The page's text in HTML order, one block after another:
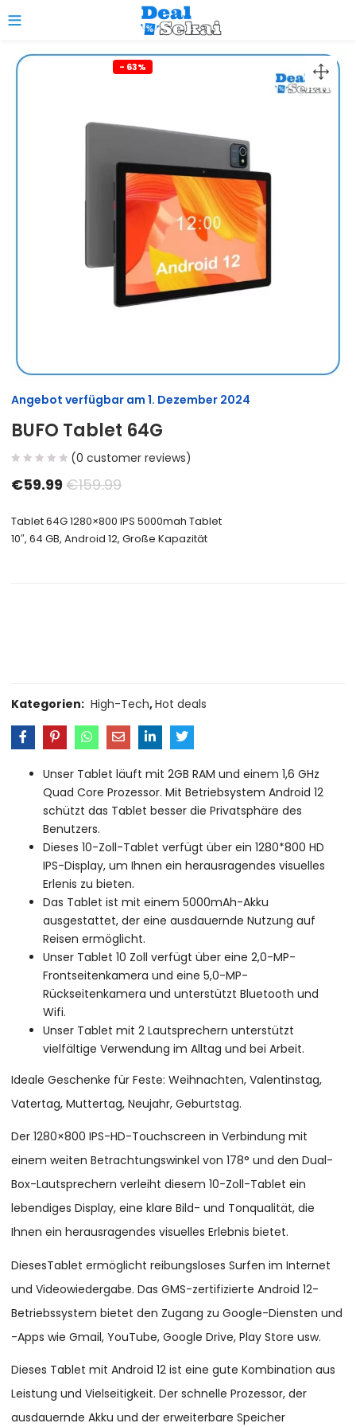
- 63%
Angebot verfügbar am1. Dezember 2024
BUFO Tablet 64G
(0 customer reviews)
€59.99€159.99
Tablet 64G 1280×800 IPS 5000mah Tablet
10″, 64 GB, Android 12, Große Kapazität
Kategorien: High-Tech,Hot deals
Unser Tablet läuft mit 2GB RAM und einem 1,6 GHz
Quad Core Prozessor. Mit Betriebsystem Android 12
schützt das Tablet besser die Privatsphäre des
Benutzers.
Dieses 10-Zoll-Tablet verfügt über ein 1280*800 HD
IPS-Display, um Ihnen ein herausragendes visuelles
Erlenis zu bieten.
Das Tablet ist mit einem 5000mAh-Akku
ausgestattet, der eine ausdauernde Nutzung auf
Reisen ermöglicht.
Unser Tablet 10 Zoll verfügt über eine 2,0-MP-
Frontseitenkamera und eine 5,0-MP-
Rückseitenkamera und unterstützt Bluetooth und
Wifi.
Unser Tablet mit 2 Lautsprechern unterstützt
vielfältige Verwendung im Alltag und bei Arbeit.
Ideale Geschenke für Feste: Weihnachten, Valentinstag,
Vatertag, Muttertag, Neujahr, Geburtstag.
Der 1280×800 IPS-HD-Touchscreen in Verbindung mit
einem weiten Betrachtungswinkel von 178° und den Dual-
Box-Lautsprechern verleiht diesem 10-Zoll-Tablet ein
lebendiges Display, eine klare Bild- und Tonqualität, die
Ihnen ein herausragendes visuelles Erlebnis bietet.
DiesesTablet ermöglicht reibungsloses Surfen im Internet
und Videowiedergabe. Das GMS-zertifizierte Android 12-
Betriebssystem bietet den Zugang zu Google-Diensten und
-Apps wie Gmail, YouTube, Google Drive, Play Store usw.
Dieses Tablet mit Android 12 ist eine gute Kombination aus
Leistung und Vielseitigkeit. Der schnelle Prozessor, der
ausdauernde Akku und der erweiterbare Speicher